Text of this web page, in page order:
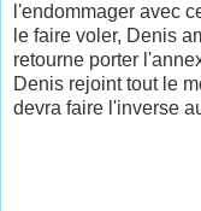
l'endommager avec
le faire voler, Denis
retourne porter
Denis rejoint tout le
devra faire l'inverse